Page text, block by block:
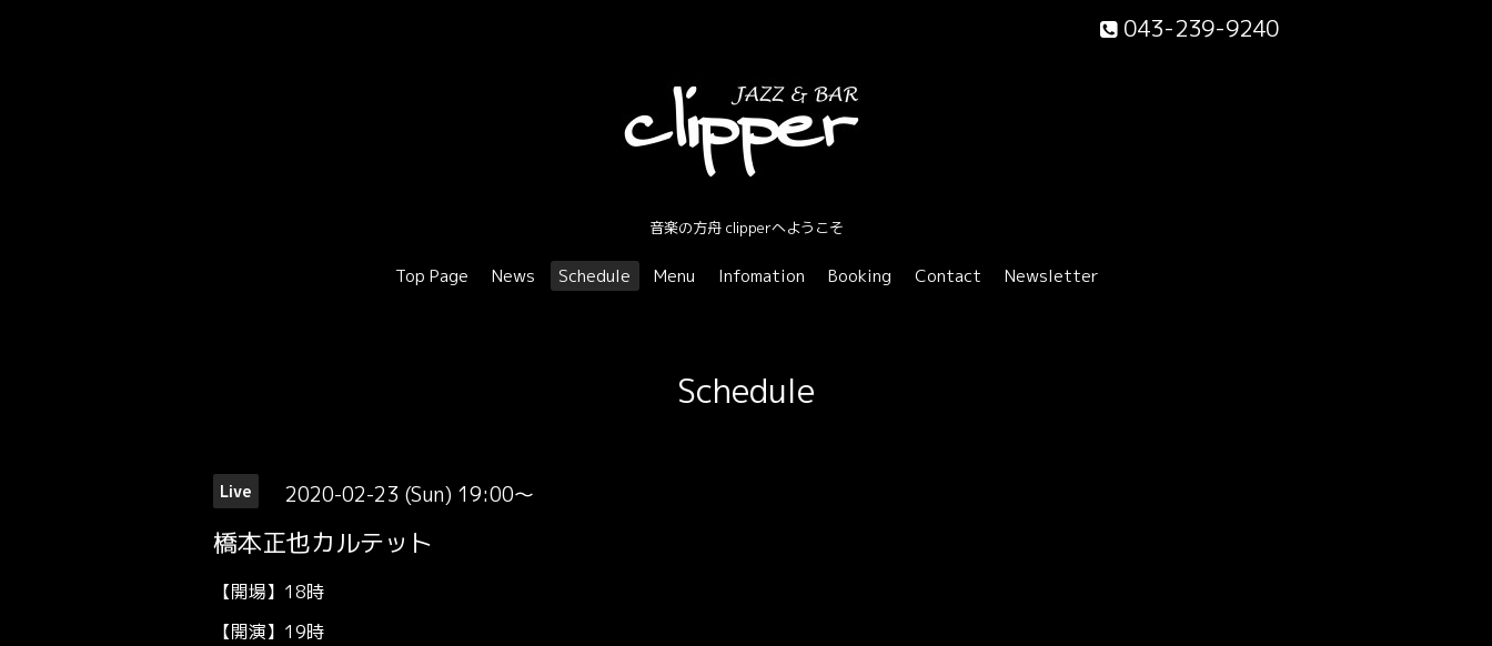
043-239-9240
音楽の方舟 clipperへようこそ
Top Page News Schedule Menu Infomation Booking Contact Newsletter
Schedule
Live 2020-02-23 (Sun) 19:00～
橋本正也カルテット
【開場】18時
【開演】19時